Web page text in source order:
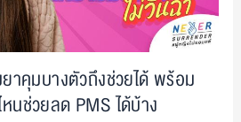
ยาคุมบางตัวถึงช่วยได้ พร้อม
ช่วยลด PMS ได้บ้าง